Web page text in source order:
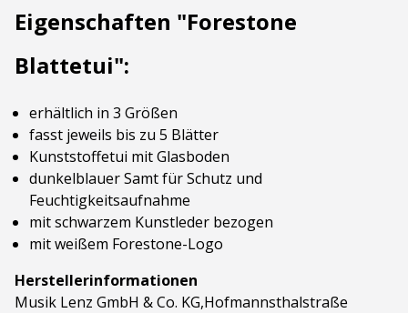
Eigenschaften "Forestone
Blattetui":
erhältlich in 3 Größen
fasst jeweils bis zu 5 Blätter
Kunststoffetui mit Glasboden
dunkelblauer Samt für Schutz und
Feuchtigkeitsaufnahme
mit schwarzem Kunstleder bezogen
mit weißem Forestone-Logo
Herstellerinformationen
Musik Lenz GmbH & Co. KG,Hofmannsthalstraße